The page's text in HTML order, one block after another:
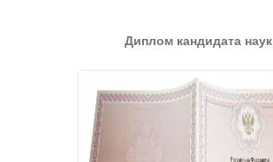
Диплом кандидата наук